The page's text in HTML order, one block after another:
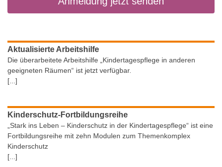
Aktualisierte Arbeitshilfe
Die überarbeitete Arbeitshilfe „Kindertagespflege in anderen
geeigneten Räumen“ ist jetzt verfügbar.
[...]
Kinderschutz-Fortbildungsreihe
„Stark ins Leben – Kinderschutz in der Kindertagespflege“ ist eine
Fortbildungsreihe mit zehn Modulen zum Themenkomplex
Kinderschutz
[...]